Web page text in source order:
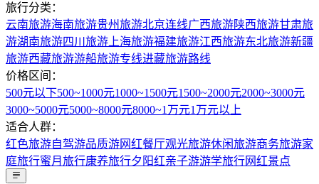
旅行分类：
云南旅游海南旅游贵州旅游北京连线广西旅游陕西旅游甘肃旅
游湖南旅游四川旅游 上海旅游福建旅游江西旅游东北旅游新疆
旅游西藏旅游游船旅游专线进藏旅游路线
价格区间：
500元以下500~1000元1000~1500元1500~2000元2000~3000元
3000~5000元5000~8000元8000~1万元1万元以上
适合人群：
红色旅游自驾游品质游网红餐厅观光旅游休闲旅游商务旅游家
庭旅行蜜月旅行康养旅行夕阳红亲子游游学旅行网红景点